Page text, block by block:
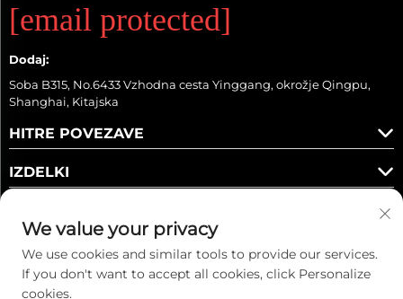
[email protected]
Dodaj:
Soba B315, No.6433 Vzhodna cesta Yinggang, okrožje Qingpu,
Shanghai, Kitajska
HITRE POVEZAVE
IZDELKI
Sledite nam
We value your privacy
We use cookies and similar tools to provide our services.
If you don't want to accept all cookies, click Personalize
cookies.